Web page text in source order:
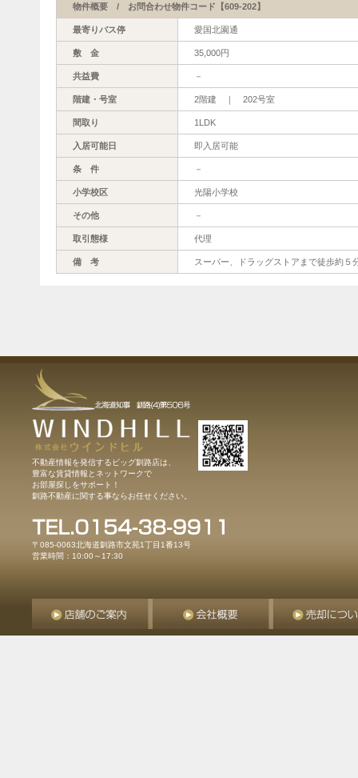
物件概要 / お問合わせ物件コード【609-202】
最寄りバス停 愛国北園通
敷 金 35,000円
共益費 －
階建・号室 2階建 ｜ 202号室
間取り 1LDK
入居可能日 即入居可能
条 件 －
小学校区 光陽小学校
その他 －
取引態様 代理
備 考 スーパー、ドラッグストアまで徒歩約
不動産情報を発信するビッグ釧路店は、
豊富な賃貸情報とネットワークで
お部屋探しをサポート！
釧路不動産に関する事ならお任せください。
〒085-0063北海道釧路市文苑1丁目1番13号
営業時間：10:00～17:30